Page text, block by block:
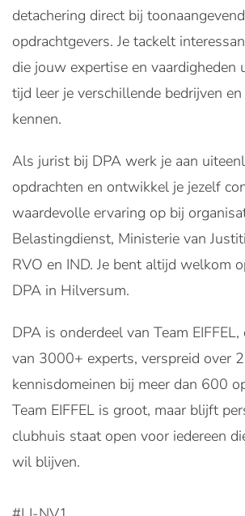
detachering direct bij
opdrachtgevers. Je tackelt
die jouw expertise en vaardigheden
tijd leer je verschillende bedrijven
kennen.
Als jurist bij DPA werk je aan
opdrachten en ontwikkel je jezelf
waardevolle ervaring op bij
Belastingdienst, Ministerie van
RVO en IND. Je bent altijd welkom
DPA in Hilversum.
DPA is onderdeel van Team
van 3000+ experts, verspreid over
kennisdomeinen bij meer dan 600
Team EIFFEL is groot, maar blijft
clubhuis staat open voor iedereen
wil blijven.